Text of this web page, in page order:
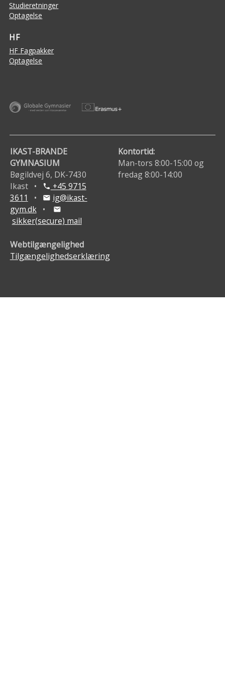
Studieretninger
Optagelse
HF
HF Fagpakker
Optagelse
IKAST-BRANDE
GYMNASIUM
Bøgildvej 6, DK-7430
Ikast •
phone +45 9715
3611
• mail ig@ikast-
gym.dk• mail
sikker(secure) mail
Kontortid:
Man-tors 8:00-15:00 og
fredag 8:00-14:00
Webtilgængelighed
Tilgængelighedserklæring